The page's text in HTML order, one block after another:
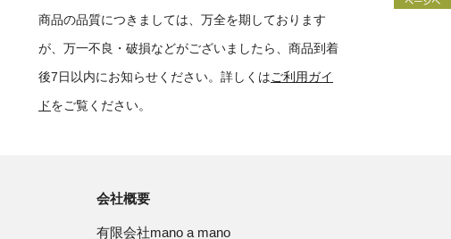
商品の品質につきましては、万全を期しております
が、万一不良・破損などがございましたら、商品到着
後7日以内にお知らせください。詳しくはご利用ガイ
ドをご覧ください。
会社概要
有限会社mano a mano